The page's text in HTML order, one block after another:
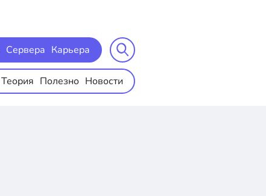
Сервера Карьера
Теория Полезно Новости